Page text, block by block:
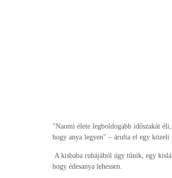
"Naomi élete legboldogabb időszakát
hogy anya legyen" – árulta el egy közeli
A kisbaba ruhájából úgy tűnik, egy
hogy édesanya lehessen.